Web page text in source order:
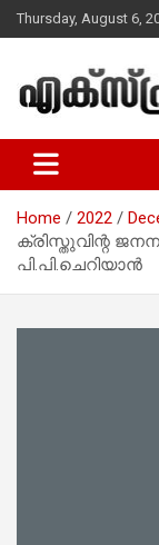
Skip
to
Thursday, August 6,
Express
Home 2022
ക്രിസ്തുവിന്റ
പി.പി.ചെറിയാന്‍